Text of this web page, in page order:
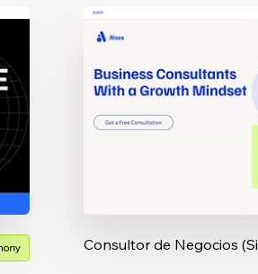
Consultor de Negocios